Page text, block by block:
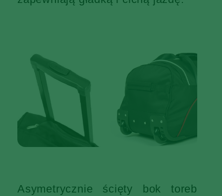
Asymetrycznie ścięty bok toreb